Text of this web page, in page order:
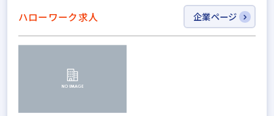
ハローワーク求人 企業ページ